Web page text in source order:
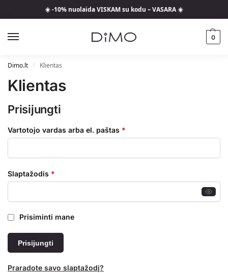
☀️ -10% nuolaida VISKAM su kodu – VASARA ☀️
0
Dimo.lt / Klientas
Klientas
Prisijungti
Vartotojo vardas arba el. paštas *
Slaptažodis *
Prisiminti mane
Prisijungti
Praradote savo slaptažodį?